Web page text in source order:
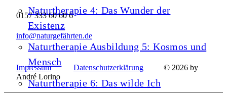
Naturtherapie 4: Das Wunder der
Existenz
Naturtherapie Ausbildung 5: Kosmos und
Mensch
Naturtherapie 6: Das wilde Ich
0157 333 60 60 6
info@naturgefährten.de
Impressum Datenschutzerklärung © 2026 by
André Lorino